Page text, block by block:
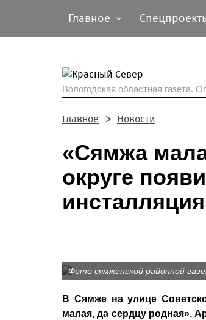
Главное
Вологодская областная газета.
Главное Новости
«Сямжа
округе
инсталляция
Фото сямженской районной
В Сямже на улице
малая, да сердцу родная».